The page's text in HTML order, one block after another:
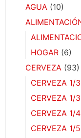
AGUA (10)
HOGAR (6)
CERVEZA (93)
CERVEZA 1/
CERVEZA 1/
CERVEZA 1/
CERVEZA 1/